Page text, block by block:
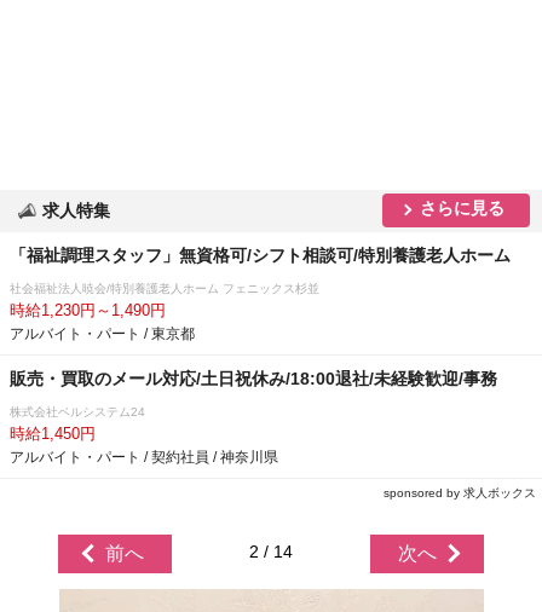
求人特集 さらに見る
「福祉調理スタッフ」無資格可/シフト相談可/特別養護老人ホーム
社会福祉法人暁会/特別養護老人ホーム フェニックス杉並
時給1,230円～1,490円
アルバイト・パート / 東京都
販売・買取のメール対応/土日祝休み/18:00退社/未経験歓迎/事務
株式会社ベルシステム24
時給1,450円
アルバイト・パート / 契約社員 / 神奈川県
sponsored by 求人ボックス
前へ 2 / 14 次へ